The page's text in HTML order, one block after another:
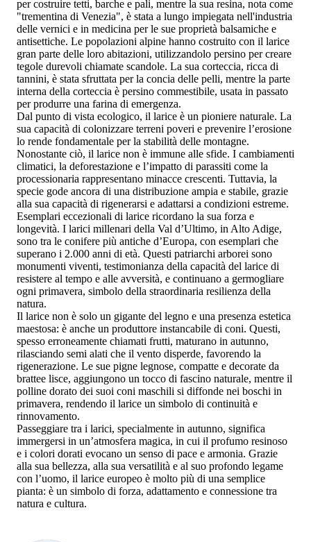
per costruire tetti, barche e pali, mentre la sua resina, nota come
"trementina di Venezia", è stata a lungo impiegata nell'industria
delle vernici e in medicina per le sue proprietà balsamiche e
antisettiche. Le popolazioni alpine hanno costruito con il larice
gran parte delle loro abitazioni, utilizzandolo persino per creare
tegole durevoli chiamate scandole. La sua corteccia, ricca di
tannini, è stata sfruttata per la concia delle pelli, mentre la parte
interna della corteccia è persino commestibile, usata in passato
per produrre una farina di emergenza.
Dal punto di vista ecologico, il larice è un pioniere naturale. La
sua capacità di colonizzare terreni poveri e prevenire l’erosione
lo rende fondamentale per la stabilità delle montagne.
Nonostante ciò, il larice non è immune alle sfide. I cambiamenti
climatici, la deforestazione e l’impatto di parassiti come la
processionaria rappresentano minacce crescenti. Tuttavia, la
specie gode ancora di una distribuzione ampia e stabile, grazie
alla sua capacità di rigenerarsi e adattarsi a condizioni estreme.
Esemplari eccezionali di larice ricordano la sua forza e
longevità. I larici millenari della Val d’Ultimo, in Alto Adige,
sono tra le conifere più antiche d’Europa, con esemplari che
superano i 2.000 anni di età. Questi patriarchi arborei sono
monumenti viventi, testimonianza della capacità del larice di
resistere al tempo e alle avversità, e continuano a germogliare
ogni primavera, simbolo della straordinaria resilienza della
natura.
Il larice non è solo un gigante del legno e una presenza estetica
maestosa: è anche un produttore instancabile di coni. Questi,
spesso erroneamente chiamati frutti, maturano in autunno,
rilasciando semi alati che il vento disperde, favorendo la
rigenerazione. Le sue pigne legnose, compatte e decorate da
brattee lisce, aggiungono un tocco di fascino naturale, mentre il
polline dorato dei suoi coni maschili si diffonde nei boschi in
primavera, rendendo il larice un simbolo di continuità e
rinnovamento.
Passeggiare tra i larici, specialmente in autunno, significa
immergersi in un’atmosfera magica, in cui il profumo resinoso
e i colori dorati evocano un senso di pace e armonia. Grazie
alla sua bellezza, alla sua versatilità e al suo profondo legame
con l’uomo, il larice europeo è molto più di una semplice
pianta: è un simbolo di forza, adattamento e connessione tra
natura e cultura.